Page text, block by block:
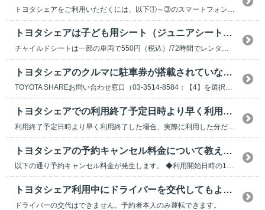
トヨタシェアは子ども用シート（ジュニアシートやチャイルドシート）は搭載されていますか？
チャイルドシートは一部の車両で550円（税込）/72時間でレンタルしております。 ジュニアシ...
トヨタシェアのクルマに駐車券が搭載されていない。どのように出庫すればいいですか？
TOYOTA SHAREお問い合わせ窓口（03-3514-8584：【4】を選択）にご連絡くだ...
トヨタシェアでの利用終了予定日時より早く利用終了した場合の利用料金はどうなりますか？
トヨタシェアの予約キャンセル料金について教えてください。
以下の通り予約キャンセル料金が発生します。 ◆利用開始日時の1分前まで 予約キャンセル...
トヨタシェア利用中にドライバーを交代してもよいですか？
ドライバーの交代はできません。予約者本人のみ運転できます。